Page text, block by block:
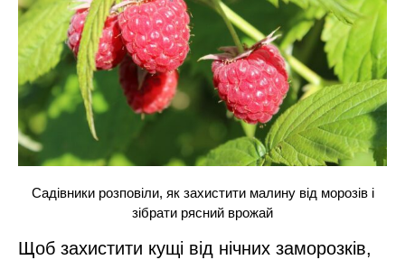
Садівники розповіли, як захистити малину від морозів і
зібрати рясний врожай
Щоб захистити кущі від нічних заморозків,